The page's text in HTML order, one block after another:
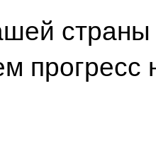
прогресс